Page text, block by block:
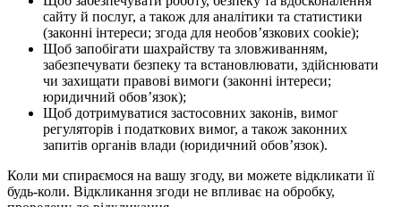
сайту й послуг, а також для аналітики та статистики
(законні інтереси; згода для необовʼязкових cookie);
Щоб запобігати шахрайству та зловживанням,
забезпечувати безпеку та встановлювати, здійснювати
чи захищати правові вимоги (законні інтереси;
юридичний обовʼязок);
Щоб дотримуватися застосовних законів, вимог
регуляторів і податкових вимог, а також законних
запитів органів влади (юридичний обовʼязок).
Коли ми спираємося на вашу згоду, ви можете відкликати її
будь-коли. Відкликання згоди не впливає на обробку,